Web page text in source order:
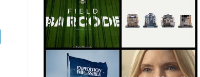
LinkedIn